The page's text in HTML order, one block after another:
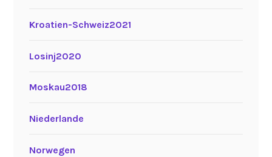
Kroatien-Schweiz2021
Losinj2020
Moskau2018
Niederlande
Norwegen